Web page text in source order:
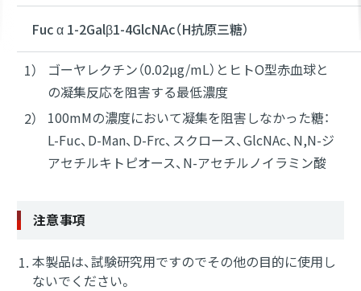
Fuc α 1-2Galβ1-4GlcNAc（H抗原三糖）
ゴーヤレクチン（0.02µg/mL）とヒトO型赤血球と
の凝集反応を阻害する最低濃度
100mMの濃度において凝集を阻害しなかった糖：
L-Fuc、D-Man、D-Frc、スクロース、GlcNAc、N,N-ジ
アセチルキトピオース、N-アセチルノイラミン酸
注意事項
本製品は、試験研究用ですのでその他の目的に使用し
ないでください。